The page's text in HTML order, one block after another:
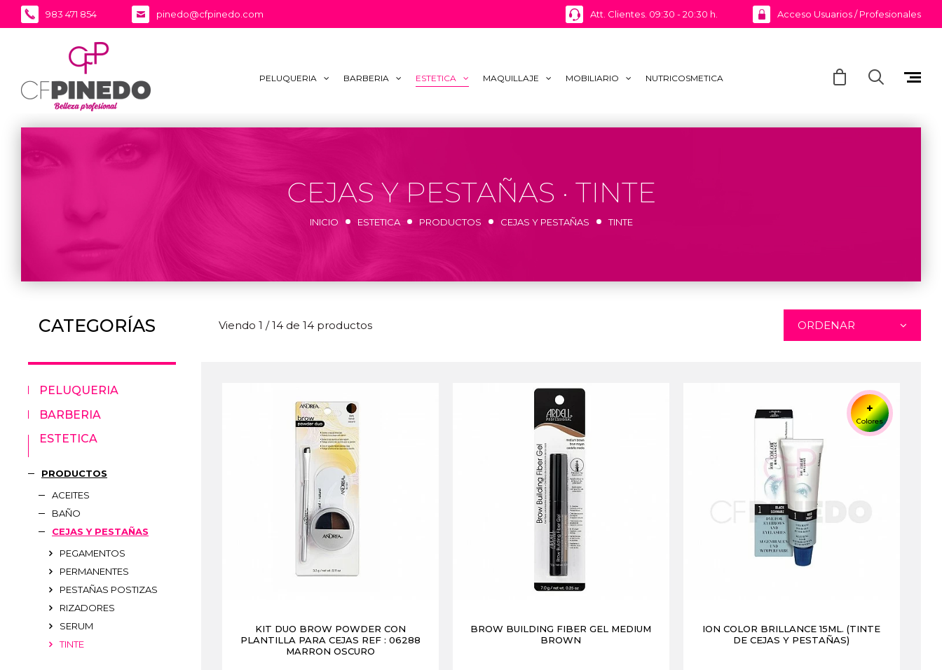
983 471 854 pinedo@cfpinedo.com Att. Clientes. 09:30 - 20:30 h. Acceso Usuarios / Profesionales
PELUQUERIA BARBERIA ESTETICA MAQUILLAJE MOBILIARIO NUTRICOSMETICA
CEJAS Y PESTAÑAS · TINTE
INICIO ESTETICA PRODUCTOS CEJAS Y PESTAÑAS TINTE
CATEGORÍAS
PELUQUERIA
BARBERIA
ESTETICA
PRODUCTOS
ACEITES
BAÑO
CEJAS Y PESTAÑAS
PEGAMENTOS
PERMANENTES
PESTAÑAS POSTIZAS
RIZADORES
SERUM
TINTE
Viendo 1 / 14 de 14 productos ORDENAR
KIT DUO BROW POWDER CON
PLANTILLA PARA CEJAS REF : 06288
MARRON OSCURO
BROW BUILDING FIBER GEL MEDIUM
BROWN
ION COLOR BRILLANCE 15ML. (TINTE
DE CEJAS Y PESTAÑAS)
Colores